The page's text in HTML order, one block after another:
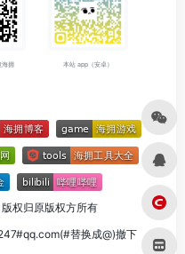
海拥 本站 app（安卓）
权归原版权方所有
替换成@)撤下